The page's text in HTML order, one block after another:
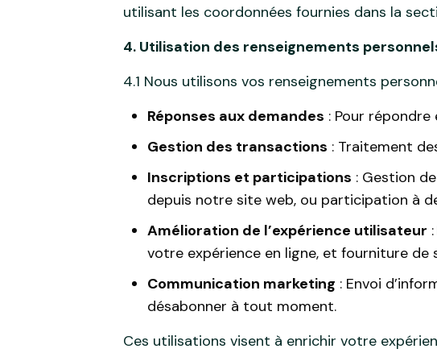
utilisant les coordonnées fournies dans la
4. Utilisation des renseignements
4.1 Nous utilisons vos renseignements
Réponses aux demandes : Pour
Gestion des transactions : Traitement
Inscriptions et participations : Gestion
depuis notre site web, ou participation à
Amélioration de l’expérience utilisateur
votre expérience en ligne, et fourniture de
Communication marketing : Envoi
désabonner à tout moment.
Ces utilisations visent à enrichir votre